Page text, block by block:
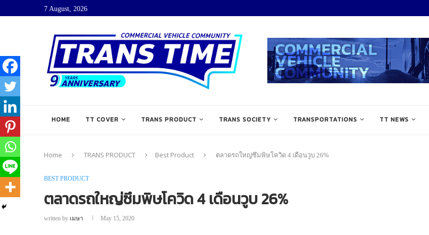
7 August, 2026
HOME TT COVER TRANS PRODUCT TRANS SOCIETY TRANSPORTATIONS TT NEWS
Home TRANS PRODUCT Best Product ตลาดรถใหญ่ซึมพิษโควิด 4 เดือนวูบ 26%
BEST PRODUCT
ตลาดรถใหญ่ซึมพิษโควิด 4 เดือนวูบ 26%
written by เมษา May 15, 2020